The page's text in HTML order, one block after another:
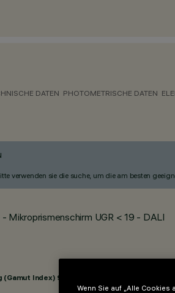
DATEN PHOTOMETRISCHE DATEN
verwenden sie die suche, um die am besten
UGR < 19 - DALI
Index) 98
Wenn Sie auf „Alle Cookies